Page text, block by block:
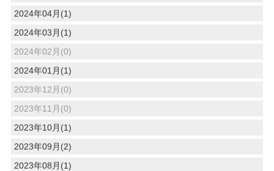
2024年04月(1)
2024年03月(1)
2024年02月(0)
2024年01月(1)
2023年12月(0)
2023年11月(0)
2023年10月(1)
2023年09月(2)
2023年08月(1)